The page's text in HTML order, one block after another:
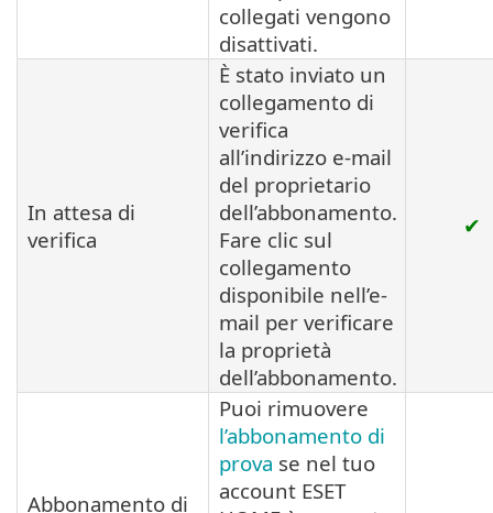
collegati vengono
disattivati.
In attesa di
verifica
È stato inviato un
collegamento di
verifica
all’indirizzo e-mail
del proprietario
dell’abbonamento.
Fare clic sul
collegamento
disponibile nell’e-
mail per verificare
la proprietà
dell’abbonamento.
✔
Abbonamento di
Puoi rimuovere
l’abbonamento di
prova se nel tuo
account ESET